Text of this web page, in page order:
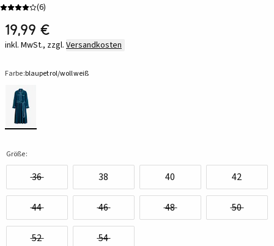
(6)
19,99 €
inkl. MwSt., zzgl. Versandkosten
Farbe:blaupetrol/wollweiß
Größe:
36 38 40 42
44 46 48 50
52 54